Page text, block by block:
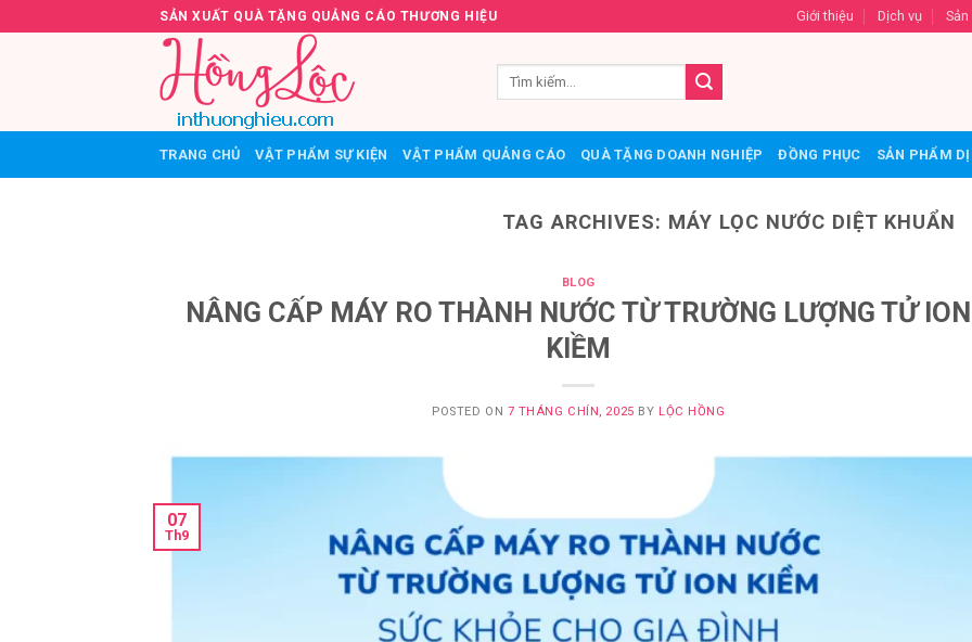
to
SẢN XUẤT QUÀ TẶNG QUẢNG CÁO THƯƠNG HIỆU Giới thiệu Dịch vụ
TRANG CHỦ VẬT PHẨM SỰ KIỆN VẬT PHẨM QUẢNG CÁO QUÀ TẶNG DOANH NGHIỆP ĐỒNG PHỤC SẢN PHẨM
TAG ARCHIVES: MÁY LỌC NƯỚC DIỆT KHUẨN
BLOG
NÂNG CẤP MÁY RO THÀNH NƯỚC TỪ TRƯỜNG LƯỢNG TỬ ION
KIỀM
POSTED ON 7 THÁNG CHÍN, 2025 BY LỘC HỒNG
07
Th9